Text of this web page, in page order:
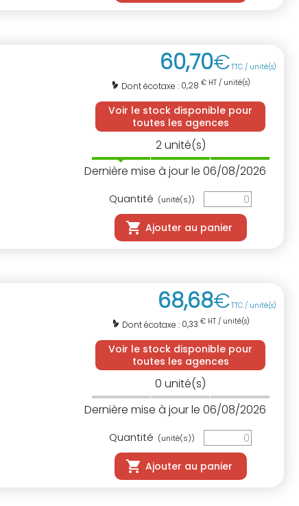
60,70€TTC / unité(s)
Dont écotaxe : 0,28 € HT / unité(s)
Voir le stock disponible pour
toutes les agences
2unité(s)
Dernière mise à jour le 06/08/2026
Quantité (unité(s))
Ajouter au panier
68,68€TTC / unité(s)
Dont écotaxe : 0,33 € HT / unité(s)
Voir le stock disponible pour
toutes les agences
0 unité(s)
Dernière mise à jour le 06/08/2026
Quantité (unité(s))
Ajouter au panier